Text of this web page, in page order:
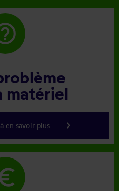
matériel
en savoir plus keyboard_arrow_right